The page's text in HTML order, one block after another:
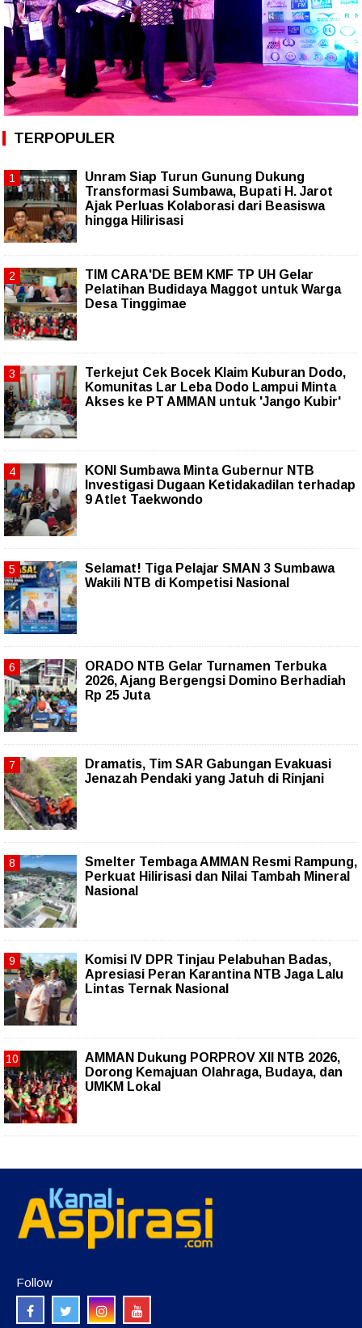
TERPOPULER
Unram Siap Turun Gunung Dukung
Transformasi Sumbawa, Bupati H. Jarot
Ajak Perluas Kolaborasi dari Beasiswa
hingga Hilirisasi
TIM CARA'DE BEM KMF TP UH Gelar
Pelatihan Budidaya Maggot untuk Warga
Desa Tinggimae
Terkejut Cek Bocek Klaim Kuburan Dodo,
Komunitas Lar Leba Dodo Lampui Minta
Akses ke PT AMMAN untuk 'Jango Kubir'
KONI Sumbawa Minta Gubernur NTB
Investigasi Dugaan Ketidakadilan terhadap
9 Atlet Taekwondo
Selamat! Tiga Pelajar SMAN 3 Sumbawa
Wakili NTB di Kompetisi Nasional
ORADO NTB Gelar Turnamen Terbuka
2026, Ajang Bergengsi Domino Berhadiah
Rp 25 Juta
Dramatis, Tim SAR Gabungan Evakuasi
Jenazah Pendaki yang Jatuh di Rinjani
Smelter Tembaga AMMAN Resmi Rampung,
Perkuat Hilirisasi dan Nilai Tambah Mineral
Nasional
Komisi IV DPR Tinjau Pelabuhan Badas,
Apresiasi Peran Karantina NTB Jaga Lalu
Lintas Ternak Nasional
AMMAN Dukung PORPROV XII NTB 2026,
Dorong Kemajuan Olahraga, Budaya, dan
UMKM Lokal
Follow